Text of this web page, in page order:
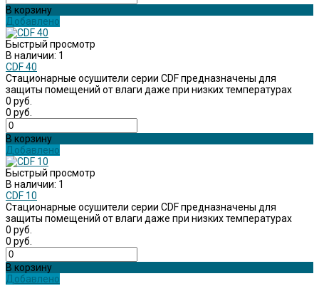
В корзину
Добавлено
Быстрый просмотр
В наличии: 1
CDF 40
Стационарные осушители серии CDF предназначены для
защиты помещений от влаги даже при низких температурах
0 руб.
0 руб.
В корзину
Добавлено
Быстрый просмотр
В наличии: 1
CDF 10
Стационарные осушители серии CDF предназначены для
защиты помещений от влаги даже при низких температурах
0 руб.
0 руб.
В корзину
Добавлено